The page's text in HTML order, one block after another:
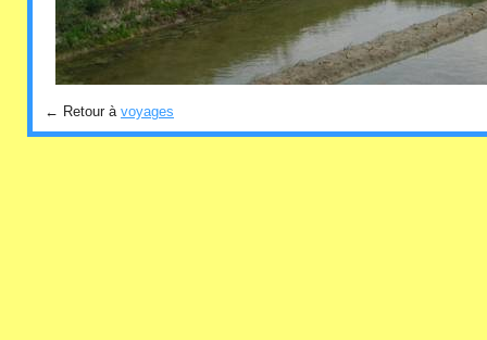
← Retour à voyages